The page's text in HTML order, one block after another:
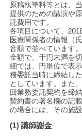
原稿執筆料等とは、
提供のための講演や
託費用です。
各項目について、
医療関係者の情報（
音順で並べています
金額で、千円未満を
細では、円単位で表
務委託当時に締結し
としています。また
回業務委託契約を締
契約書の署名欄の記
の場合には、その施
(1) 講師謝金